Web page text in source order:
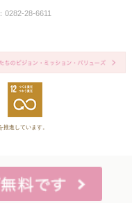
0282-28-6611
進しています。